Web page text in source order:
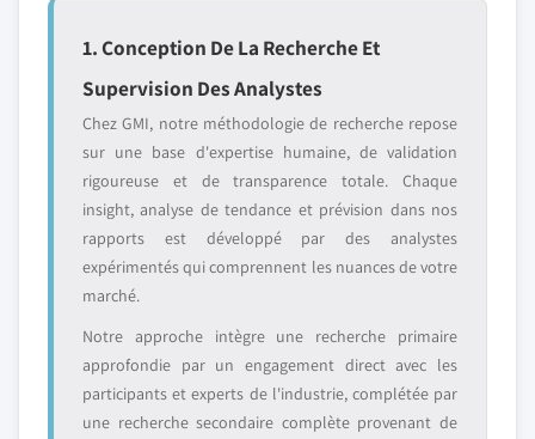
1. Conception De La Recherche Et
Supervision Des Analystes
Chez GMI, notre méthodologie de recherche repose
sur une base d'expertise humaine, de validation
rigoureuse et de transparence totale. Chaque
insight, analyse de tendance et prévision dans nos
rapports est développé par des analystes
expérimentés qui comprennent les nuances de votre
marché.
Notre approche intègre une recherche primaire
approfondie par un engagement direct avec les
participants et experts de l'industrie, complétée par
une recherche secondaire complète provenant de